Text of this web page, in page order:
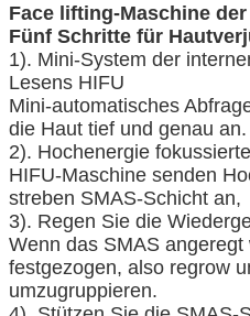
Face lifting-Maschine
Fünf Schritte für
1). Mini-System der
Lesens HIFU
Mini-automatisches
die Haut tief und genau an.
2). Hochenergie
HIFU-Maschine senden
streben SMAS-Schicht an,
3). Regen Sie die
Wenn das SMAS
festgezogen, also regrow
umzugruppieren.